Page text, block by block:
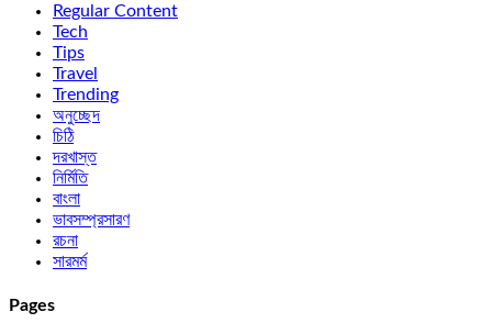
Regular Content
Tech
Tips
Travel
Trending
অনুচ্ছেদ
চিঠি
দরখাস্ত
নির্মিতি
বাংলা
ভাবসম্প্রসারণ
রচনা
সারমর্ম
Pages